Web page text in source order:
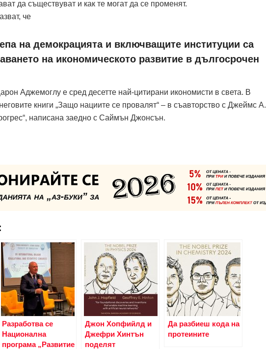
да съществуват и как те могат да се променят.
че
на демокрацията и включващите институции са
на икономическото развитие в дългосрочен
Аджемоглу е сред десетте най-цитирани икономисти в света. В
книги „Защо нациите се провалят“ – в съавторство с Джеймс А.
написана заедно с Саймън Джонсън.
Разработва се
Национална
програма „Развитие
Джон Хопфийлд и
Джефри Хинтън
поделят
Да разбиеш кода на
протеините